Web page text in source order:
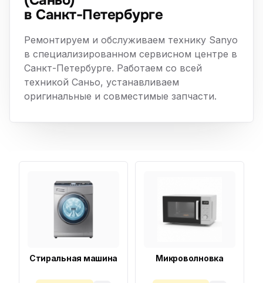
в Санкт-Петербурге
Ремонтируем и обслуживаем технику Sanyo
в специализированном сервисном центре в
Санкт-Петербурге. Работаем со всей
техникой Саньо, устанавливаем
оригинальные и совместимые запчасти.
Стиральная машина Микроволновка